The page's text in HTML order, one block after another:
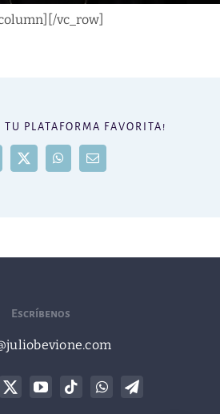
vc_row]
TU PLATAFORMA FAVORITA!
X WhatsAppCorreo
Escríbenos